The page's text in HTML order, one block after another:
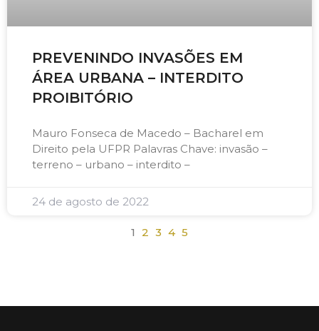
PREVENINDO INVASÕES EM
ÁREA URBANA – INTERDITO
PROIBITÓRIO
Mauro Fonseca de Macedo – Bacharel em
Direito pela UFPR Palavras Chave: invasão –
terreno – urbano – interdito –
24 de agosto de 2022
1 2 3 4 5